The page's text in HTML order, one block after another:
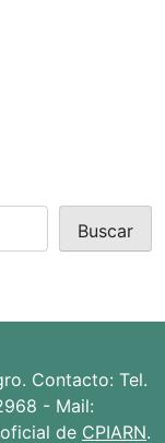
Buscar
Contacto: Tel.
- Mail:
de CPIARN.